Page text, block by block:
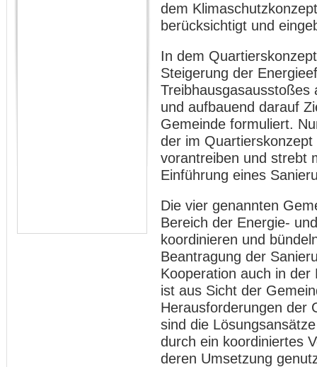
dem
berücksichtigt und
In dem
Steigerung der
Treibhausgasausstoßes
und aufbauend darauf
Gemeinde formuliert.
der im
vorantreiben und strebt
Einführung eines
Die vier genannten
Bereich der Energie-
koordinieren und
Beantragung der
Kooperation auch in
ist aus Sicht der
Herausforderungen der
sind die
durch ein koordiniertes
deren Umsetzung